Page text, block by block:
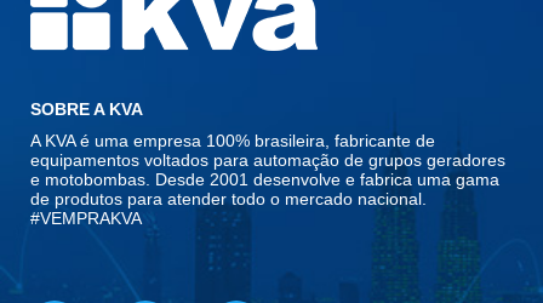
SOBRE A KVA
A KVA é uma empresa 100% brasileira, fabricante de
equipamentos voltados para automação de grupos geradores
e motobombas. Desde 2001 desenvolve e fabrica uma gama
de produtos para atender todo o mercado nacional.
#VEMPRAKVA